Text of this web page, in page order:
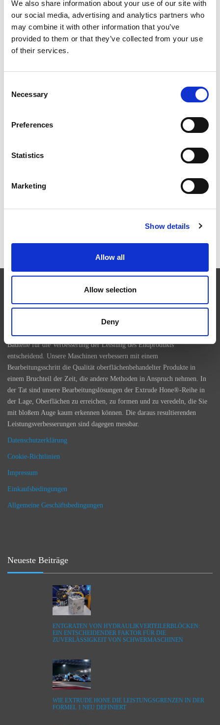
We also share information about your use of our site with
our social media, advertising and analytics partners who
may combine it with other information that you’ve
provided to them or that they’ve collected from your use
of their services.
Selection
Necessary
Preferences
Statistics
Marketing
Show details
Allow all
Allow selection
Deny
WIE EXTRUDE HONE DIE LEISTUNGSGRENZEN IN DER
FORMEL 1 NEU DEFINIERT
ALUMINIUMEXTRUSION MIT ABRASIVE FLOW
RAPID + TCT 2026: DIE FÜHRENDE AM-
In Branchen, wie Luft- und Raumfahrt, Automobilbau, Energie und
Medizintechnik, ist die präzise Oberflächenbehandlung zerspanter
Bauteile für die Verbesserung der Leistung des Endprodukts
entscheidend. Unsere Maschinen verbessern mit einem
Bearbeitungsschritt die Qualität oberflächenbehandelter Produkte in
einem Bruchteil der Zeit, die andere Methoden in Anspruch nehmen. In
der Tat sind unsere Bearbeitungslösungen der Extrude Hone®-Reihe in
der Lage, Oberflächen zu erreichen, zu formen und zu veredeln, die Sie
mit bloßem Auge kaum erkennen können. Die daraus resultierenden
Leistungsverbesserungen sind dagegen messbar.
Datenschutzerklärung
Cookie-Richtlinien
Impressum
Einkaufsbedingungen
Allgemeine Geschäftsbedingungen
Neueste Beiträge
ENTGRATEN VON HYDRAULIKVERTEILERBLÖCKEN:
EIN ENTSCHEIDENDER FAKTOR FÜR DIE
ZUVERLÄSSIGKEIT VON SCHWERMASCHINEN
WIE EXTRUDE HONE DIE LEISTUNGSGRENZEN IN DER
FORMEL 1 NEU DEFINIERT